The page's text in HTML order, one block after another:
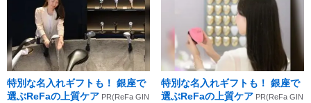
特別な名入れギフトも！ 銀座で
選ぶReFaの上質ケア PR(ReFa GIN
特別な名入れギフトも！ 銀座で
選ぶReFaの上質ケア PR(ReFa GIN